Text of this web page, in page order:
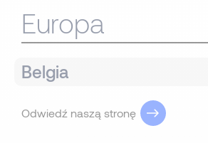
Europa
Belgia
Odwiedź naszą stronę